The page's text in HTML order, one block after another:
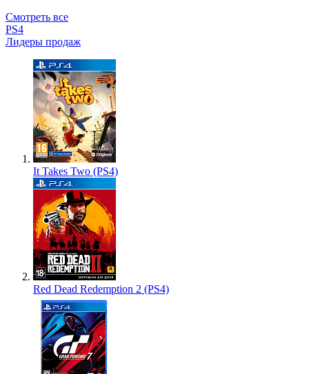
Смотреть все
PS4
Лидеры продаж
It Takes Two (PS4)
Red Dead Redemption 2 (PS4)